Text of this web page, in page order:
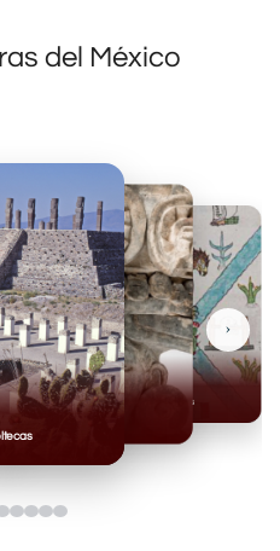
del México
Mexicas
›